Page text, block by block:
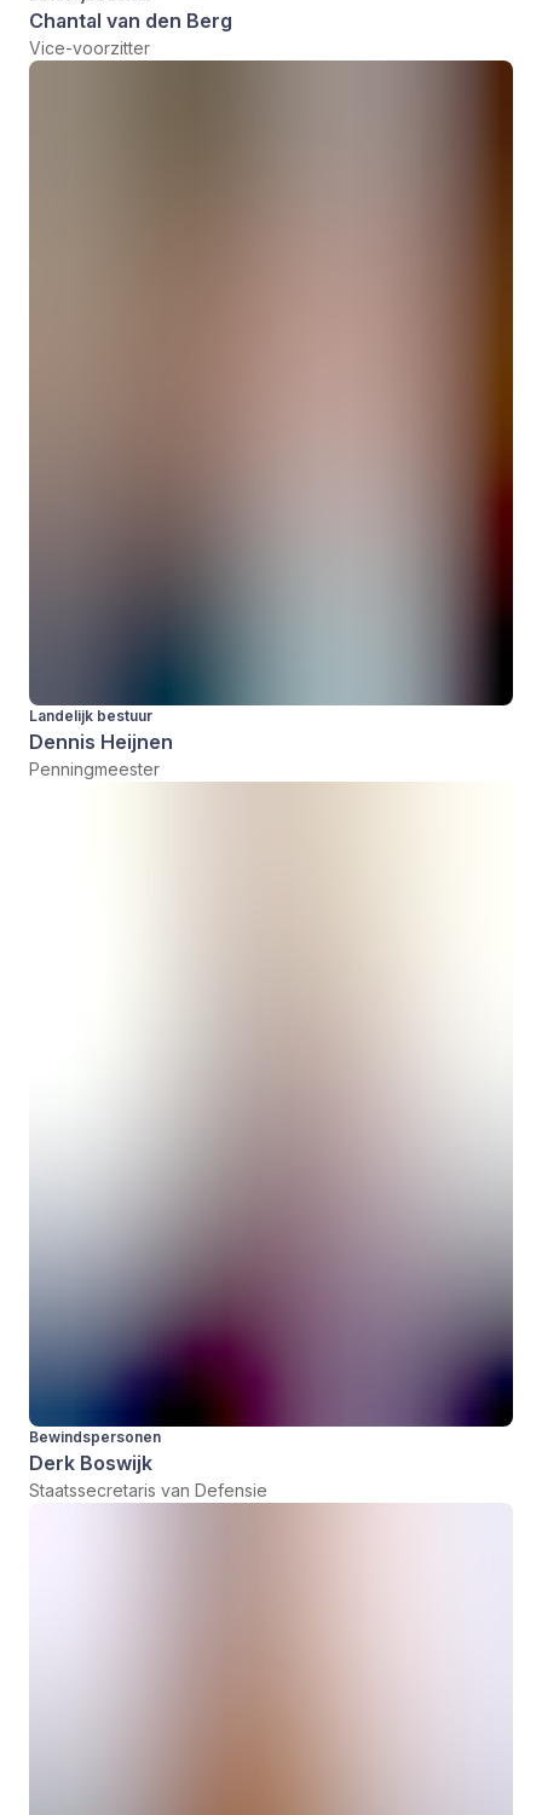
Chantal van den Berg
Vice-voorzitter
Landelijk bestuur
Dennis Heijnen
Penningmeester
Bewindspersonen
Derk Boswijk
Staatssecretaris van Defensie